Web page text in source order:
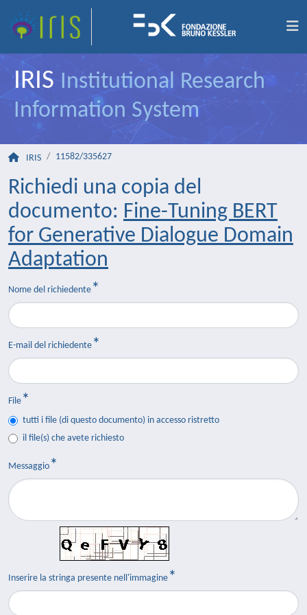
IRIS Institutional Research
Information System
IRIS 11582/335627
Richiedi una copia del
documento: Fine-Tuning BERT
for Generative Dialogue Domain
Adaptation
Nome del richiedente
E-mail del richiedente
File
tutti i file (di questo documento) in accesso ristretto
il file(s) che avete richiesto
Messaggio
Inserire la stringa presente nell'immagine